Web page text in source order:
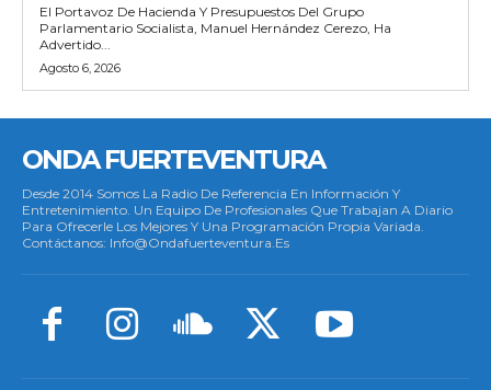
El Portavoz De Hacienda Y Presupuestos Del Grupo
Parlamentario Socialista, Manuel Hernández Cerezo, Ha
Advertido...
Agosto 6, 2026
ONDA FUERTEVENTURA
Desde 2014 Somos La Radio De Referencia En Información Y
Entretenimiento. Un Equipo De Profesionales Que Trabajan A Diario
Para Ofrecerle Los Mejores Y Una Programación Propia Variada.
Contáctanos: Info@ondafuerteventura.es